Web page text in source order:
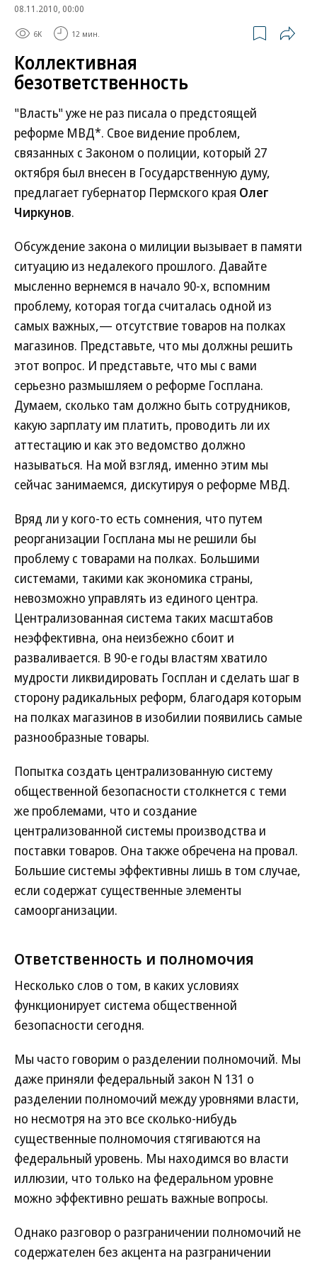
08.11.2010, 00:00
6K 12 мин.
Коллективная
безответственность
"Власть" уже не раз писала о предстоящей
реформе МВД*. Свое видение проблем,
связанных с Законом о полиции, который 27
октября был внесен в Государственную думу,
предлагает губернатор Пермского края Олег
Чиркунов.
Обсуждение закона о милиции вызывает в памяти
ситуацию из недалекого прошлого. Давайте
мысленно вернемся в начало 90-х, вспомним
проблему, которая тогда считалась одной из
самых важных,— отсутствие товаров на полках
магазинов. Представьте, что мы должны решить
этот вопрос. И представьте, что мы с вами
серьезно размышляем о реформе Госплана.
Думаем, сколько там должно быть сотрудников,
какую зарплату им платить, проводить ли их
аттестацию и как это ведомство должно
называться. На мой взгляд, именно этим мы
сейчас занимаемся, дискутируя о реформе МВД.
Вряд ли у кого-то есть сомнения, что путем
реорганизации Госплана мы не решили бы
проблему с товарами на полках. Большими
системами, такими как экономика страны,
невозможно управлять из единого центра.
Централизованная система таких масштабов
неэффективна, она неизбежно сбоит и
разваливается. В 90-е годы властям хватило
мудрости ликвидировать Госплан и сделать шаг в
сторону радикальных реформ, благодаря которым
на полках магазинов в изобилии появились самые
разнообразные товары.
Попытка создать централизованную систему
общественной безопасности столкнется с теми
же проблемами, что и создание
централизованной системы производства и
поставки товаров. Она также обречена на провал.
Большие системы эффективны лишь в том случае,
если содержат существенные элементы
самоорганизации.
Ответственность и полномочия
Несколько слов о том, в каких условиях
функционирует система общественной
безопасности сегодня.
Мы часто говорим о разделении полномочий. Мы
даже приняли федеральный закон N 131 о
разделении полномочий между уровнями власти,
но несмотря на это все сколько-нибудь
существенные полномочия стягиваются на
федеральный уровень. Мы находимся во власти
иллюзии, что только на федеральном уровне
можно эффективно решать важные вопросы.
Однако разговор о разграничении полномочий не
содержателен без акцента на разграничении